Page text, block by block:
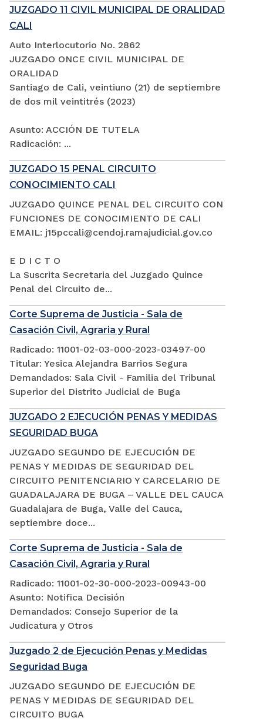
JUZGADO 11 CIVIL MUNICIPAL DE ORALIDAD
CALI
Auto Interlocutorio No. 2862
JUZGADO ONCE CIVIL MUNICIPAL DE
ORALIDAD
Santiago de Cali, veintiuno (21) de septiembre
de dos mil veintitrés (2023)
Asunto: ACCIÓN DE TUTELA
Radicación: ...
JUZGADO 15 PENAL CIRCUITO
CONOCIMIENTO CALI
JUZGADO QUINCE PENAL DEL CIRCUITO CON
FUNCIONES DE CONOCIMIENTO DE CALI
EMAIL: j15pccali@cendoj.ramajudicial.gov.co
E D I C T O
La Suscrita Secretaria del Juzgado Quince
Penal del Circuito de...
Corte Suprema de Justicia - Sala de
Casación Civil, Agraria y Rural
Radicado: 11001-02-03-000-2023-03497-00
Titular: Yesica Alejandra Barrios Segura
Demandados: Sala Civil - Familia del Tribunal
Superior del Distrito Judicial de Buga
JUZGADO 2 EJECUCIÓN PENAS Y MEDIDAS
SEGURIDAD BUGA
JUZGADO SEGUNDO DE EJECUCIÓN DE
PENAS Y MEDIDAS DE SEGURIDAD DEL
CIRCUITO PENITENCIARIO Y CARCELARIO DE
GUADALAJARA DE BUGA – VALLE DEL CAUCA
Guadalajara de Buga, Valle del Cauca,
septiembre doce...
Corte Suprema de Justicia - Sala de
Casación Civil, Agraria y Rural
Radicado: 11001-02-30-000-2023-00943-00
Asunto: Notifica Decisión
Demandados: Consejo Superior de la
Judicatura y Otros
Juzgado 2 de Ejecución Penas y Medidas
Seguridad Buga
JUZGADO SEGUNDO DE EJECUCIÓN DE
PENAS Y MEDIDAS DE SEGURIDAD DEL
CIRCUITO BUGA